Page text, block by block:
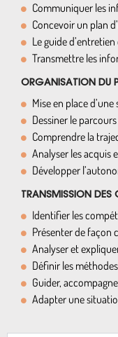
Communiquer les
Concevoir un plan
Le guide
Transmettre les
ORGANISATION DU
Mise en place
Dessiner le
Comprendre la
Analyser les acquis
Développer
TRANSMISSION DES
Identifier les
Présenter de façon
Analyser et
Définir les
Guider,
Adapter une